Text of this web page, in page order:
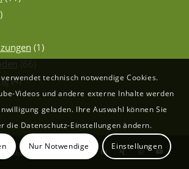
(1)
(66)
(4)
technisch notwendige Cookies.
Videos und andere externe Inhalte werden
geladen. Ihre Auswahl können Sie
die Datenschutz-Einstellungen ändern.
Nur Notwendige Einstellungen